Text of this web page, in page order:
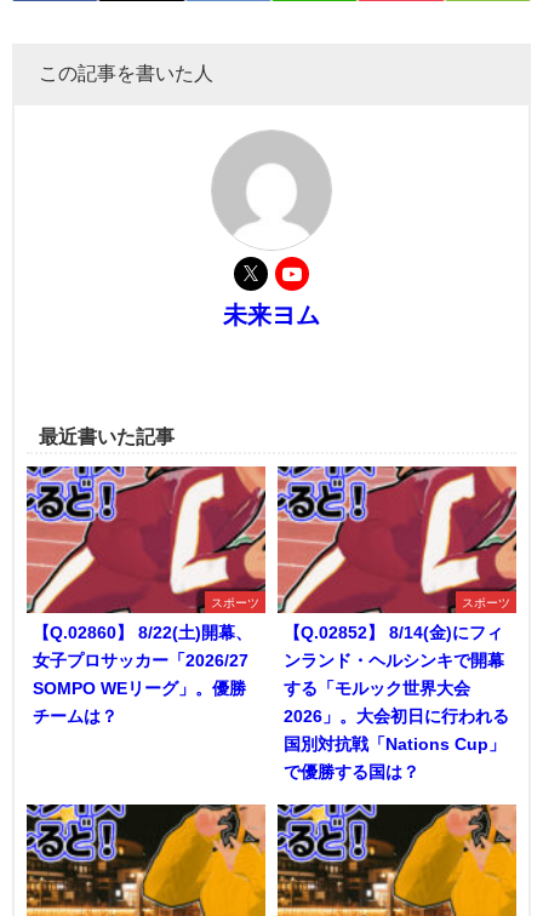
この記事を書いた人
未来ヨム
最近書いた記事
スポーツ
【Q.02860】 8/22(土)開幕、
女子プロサッカー「2026/27
SOMPO WEリーグ」。優勝
チームは？
スポーツ
【Q.02852】 8/14(金)にフィ
ンランド・ヘルシンキで開幕
する「モルック世界大会
2026」。大会初日に行われる
国別対抗戦「Nations Cup」
で優勝する国は？